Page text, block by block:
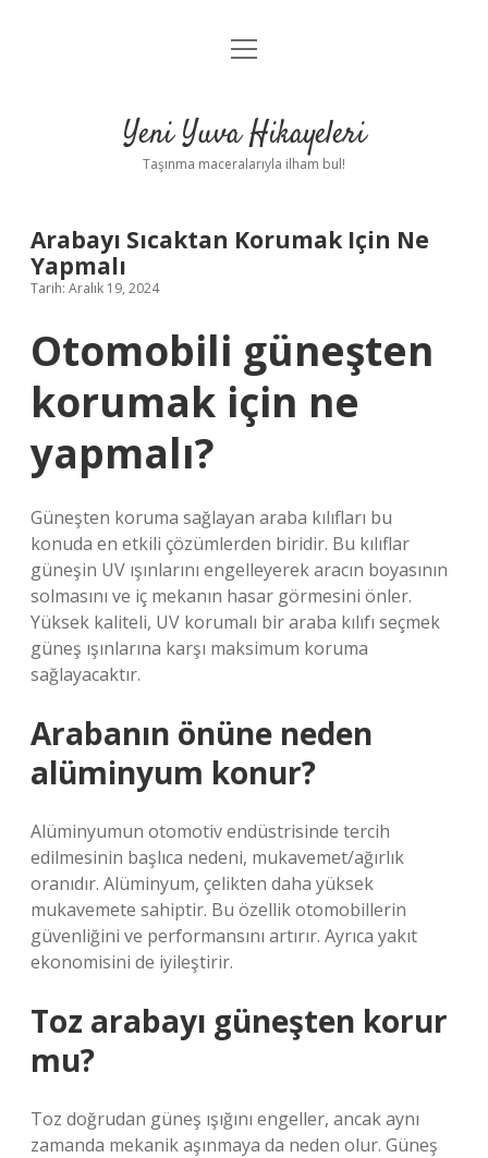
Anasayfa
Yasal Uyarı
menüyü
Yeni Yuva Hikayeleri
Taşınma maceralarıyla ilham bul!
Arabayı Sıcaktan Korumak Için Ne
Yapmalı
Tarih: Aralık 19, 2024
Otomobili güneşten
korumak için ne
yapmalı?
Güneşten koruma sağlayan araba kılıfları bu
konuda en etkili çözümlerden biridir. Bu kılıflar
güneşin UV ışınlarını engelleyerek aracın boyasının
solmasını ve iç mekanın hasar görmesini önler.
Yüksek kaliteli, UV korumalı bir araba kılıfı seçmek
güneş ışınlarına karşı maksimum koruma
sağlayacaktır.
Arabanın önüne neden
alüminyum konur?
Alüminyumun otomotiv endüstrisinde tercih
edilmesinin başlıca nedeni, mukavemet/ağırlık
oranıdır. Alüminyum, çelikten daha yüksek
mukavemete sahiptir. Bu özellik otomobillerin
güvenliğini ve performansını artırır. Ayrıca yakıt
ekonomisini de iyileştirir.
Toz arabayı güneşten korur
mu?
Toz doğrudan güneş ışığını engeller, ancak aynı
zamanda mekanik aşınmaya da neden olur. Güneş